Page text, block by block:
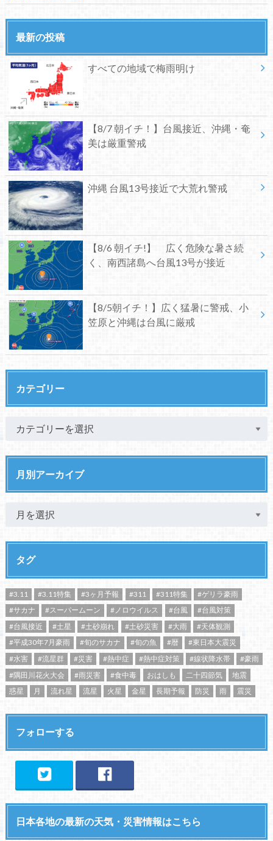
最新の投稿
すべての地域で梅雨明け
【8/7 朝イチ！】台風接近、沖縄・奄
美は厳重警戒
沖縄 台風13号接近で大荒れ警戒
【8/6 朝イチ!】 広く危険な暑さ続
く、南西諸島へ台風13号が接近
【8/5朝イチ！】広く猛暑に警戒、小
笠原と沖縄は台風に厳戒
カテゴリー
月別アーカイブ
タグ
#3.11 #3.11特集 #3ヶ月予報 #311 #311特集
#ゲリラ豪雨
#サカナ
#スーパームーン #ノロウイルス #台風
#台風対策
#台風接近
#土星 #土砂崩れ #土砂災害 #大雨
#天体観測
#平成30年7月豪雨
#旬のサカナ #旬の魚 #暦
#東日本大震災
#水害
#流星群 #災害 #熱中症 #熱中症対策 #線状降水帯
#豪雨
#隅田川花火大会
#雨災害 #食中毒 おはしも 二十四節気
地震
惑星
月 流れ星 流星 火星 金星 長期予報 防災 雨 震災
フォローする
日本各地の最新の天気・災害情報はこちら